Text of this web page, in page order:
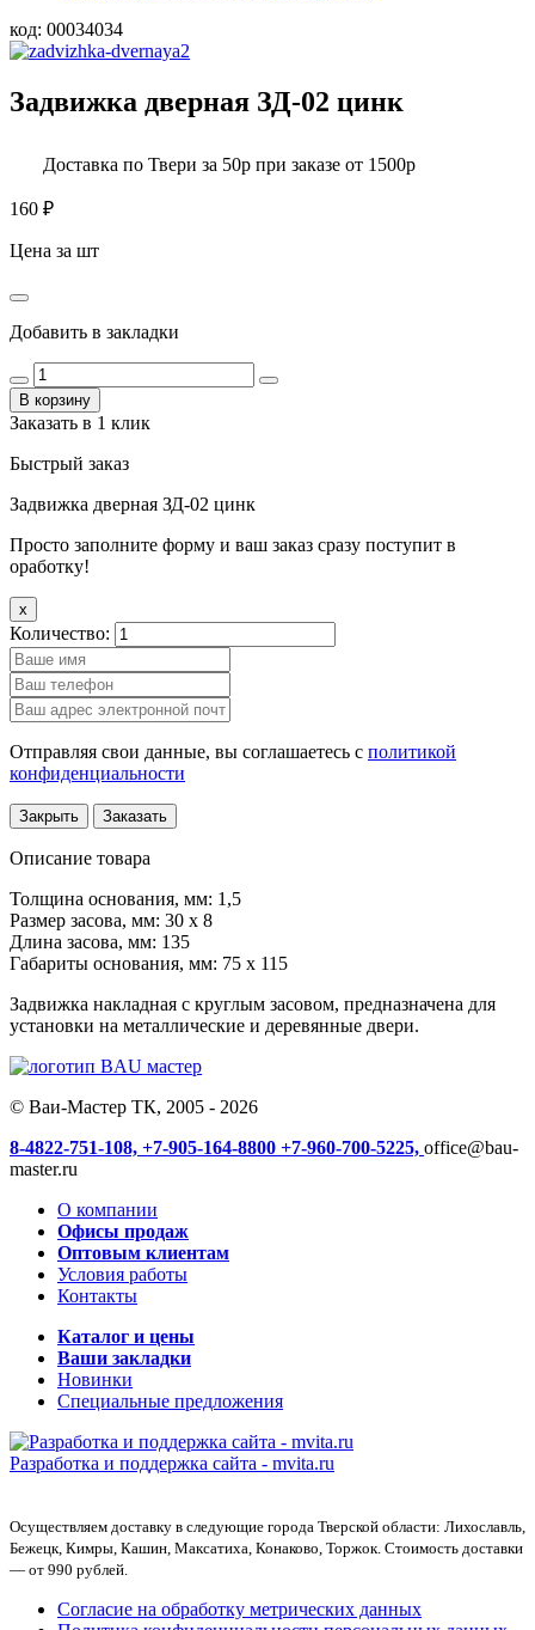
код: 00034034
Задвижка дверная ЗД-02 цинк
Доставка по Твери за 50р при заказе от 1500р
160 ₽
Цена за шт
Добавить в закладки
В корзину
Заказать в 1 клик
Быстрый заказ
Задвижка дверная ЗД-02 цинк
Просто заполните форму и ваш заказ сразу поступит в
оработку!
x
Количество:
Отправляя свои данные, вы соглашаетесь с политикой
конфиденциальности
Закрыть Заказать
Описание товара
Толщина основания, мм: 1,5
Размер засова, мм: 30 х 8
Длина засова, мм: 135
Габариты основания, мм: 75 х 115
Задвижка накладная с круглым засовом, предназначена для
установки на металлические и деревянные двери.
© Ваи-Мастер ТК, 2005 - 2026
8-4822-751-108, +7-905-164-8800 +7-960-700-5225, office@bau-
master.ru
О компании
Офисы продаж
Оптовым клиентам
Условия работы
Контакты
Каталог и цены
Ваши закладки
Новинки
Специальные предложения
Разработка и поддержка сайта - mvita.ru
Осуществляем доставку в следующие города Тверской области: Лихославль,
Бежецк, Кимры, Кашин, Максатиха, Конаково, Торжок. Стоимость доставки
— от 990 рублей.
Согласие на обработку метрических данных